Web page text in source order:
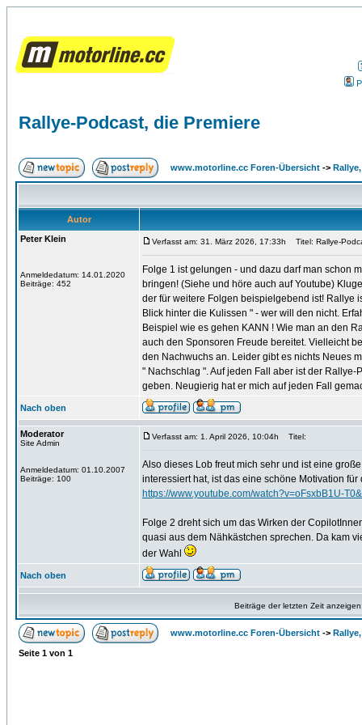
Rallye-Podcast, die Premiere
www.motorline.cc Foren-Übersicht ->
Autor
Peter Klein
Anmeldedatum: 14.01.2020
Beiträge: 452
Verfasst am: 31. März 2026, 17:33h Titel: Rallye-
Folge 1 ist gelungen - und dazu darf man schon
bringen! (Siehe und höre auch auf Youtube)
der für weitere Folgen beispielgebend ist! Rallye
Blick hinter die Kulissen " - wer will den nicht.
Beispiel wie es gehen KANN ! Wie man an den
auch den Sponsoren Freude bereitet. Vielleicht
den Nachwuchs an. Leider gibt es nichts Neues
" Nachschlag ". Auf jeden Fall aber ist der
geben. Neugierig hat er mich auf jeden Fall
Nach oben
Moderator
Site Admin
Anmeldedatum: 01.10.2007
Beiträge: 100
Verfasst am: 1. April 2026, 10:04h Titel:
Also dieses Lob freut mich sehr und ist eine
interessiert hat, ist das eine schöne Motivation
https://www.youtube.com/watch?v=oFsxbB1U-
Folge 2 dreht sich um das Wirken der
quasi aus dem Nähkästchen sprechen. Da kam
der Wahl
Nach oben
Beiträge der letzten Zeit
www.motorline.cc Foren-Übersicht ->
Seite 1 von 1